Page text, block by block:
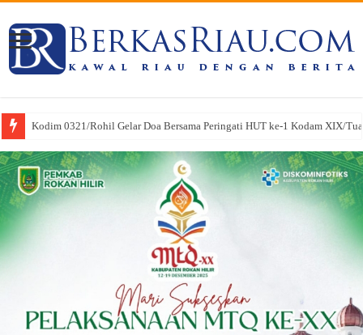
Kodim 0321/Rohil Gelar Doa Bersama Peringati HUT ke-1 Kodam XIX/